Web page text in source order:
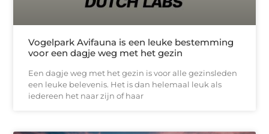
Vogelpark Avifauna is een leuke bestemming
voor een dagje weg met het gezin
Een dagje weg met het gezin is voor alle gezinsleden
een leuke belevenis. Het is dan helemaal leuk als
iedereen het naar zijn of haar